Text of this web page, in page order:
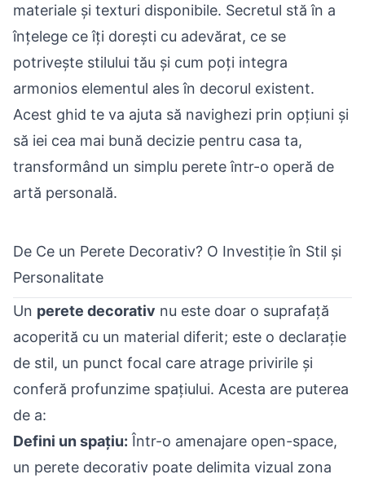
materiale și texturi disponibile. Secretul stă în a
înțelege ce îți dorești cu adevărat, ce se
potrivește stilului tău și cum poți integra
armonios elementul ales în decorul existent.
Acest ghid te va ajuta să navighezi prin opțiuni și
să iei cea mai bună decizie pentru casa ta,
transformând un simplu perete într-o operă de
artă personală.
De Ce un Perete Decorativ? O Investiție în Stil și
Personalitate
Un perete decorativ nu este doar o suprafață
acoperită cu un material diferit; este o declarație
de stil, un punct focal care atrage privirile și
conferă profunzime spațiului. Acesta are puterea
de a:
Defini un spațiu: Într-o amenajare open-space,
un perete decorativ poate delimita vizual zona